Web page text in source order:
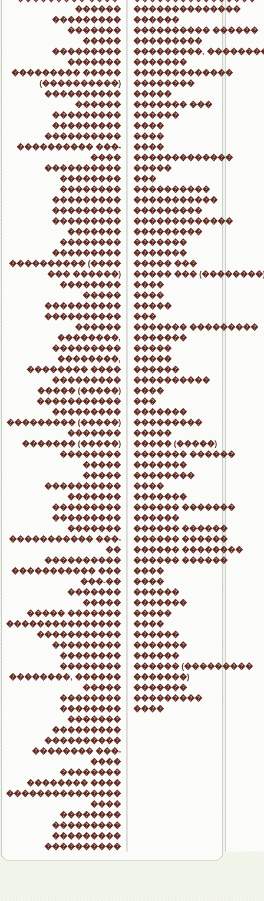
������
���������
�������
�����
���������
�������
��������� �����
(����������)
����������
������
���������
���������
����������
���������� ���-
����
����������
��������
��������
���������
���������
���������
�������
��������
���������
���������� (����
��� ������)
��������
�����
����������
����������
������
��������,
���������
��������,
�������� ����
���������
����� (�����)
�����������
���������
��������� (�����)
�������
������� (�����)
��������
�����
�����
����������
�������
���������
���������
�������
����������� ���-
��
����������
����������� ���
���-��
�������
�����
����� �������
���������������
�����������
���������
��������
��������
��������, ������
�����
��������
��������
�������
���������
����������
�������� ���-
����
��������
�������� ����
���������������
����
��������
���������
���������
����������
��������������
������
���������� ������
���������
���������,
�������
�������������
��������
�����
������� ���
������
����
����
����
�������������
�����
���
����������
�����������
���������
�������������
���������
�������
�������
����� ���
����� ���
����
����
�����
���
������� ���������
�������
�����
�����
������
����������
����
���
�������
���������
�����
����� (�����)
������� ������
�������
��������
����
�������
������ �������
������
������ ������
������ ������
������ ��������
������ ������
����
����
������
�������
�����
����
������
�������
������
������ (���������
�������)
�������
���������
����